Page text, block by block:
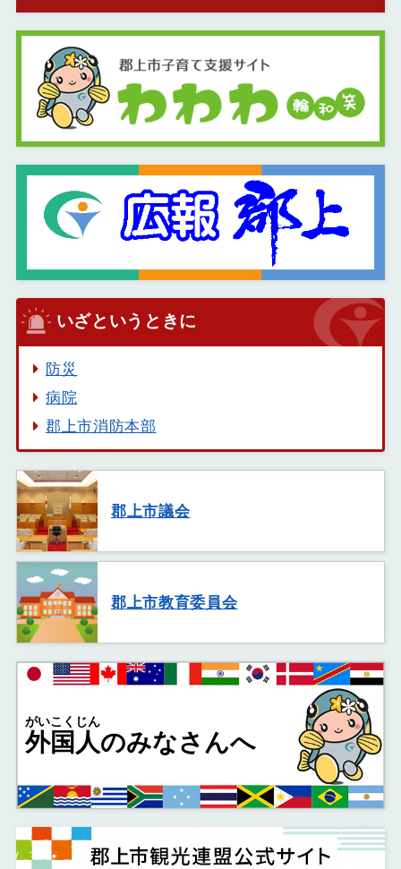
いざというときに
防災
病院
郡上市消防本部
郡上市議会
郡上市教育委員会
外国人
がいこくじん
のみなさんへ